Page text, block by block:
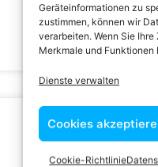
Geräteinformationen zu
zustimmen, können wir
verarbeiten. Wenn Sie
Merkmale und
Dienste verwalten
Cookies
Cookie-Richtlinie